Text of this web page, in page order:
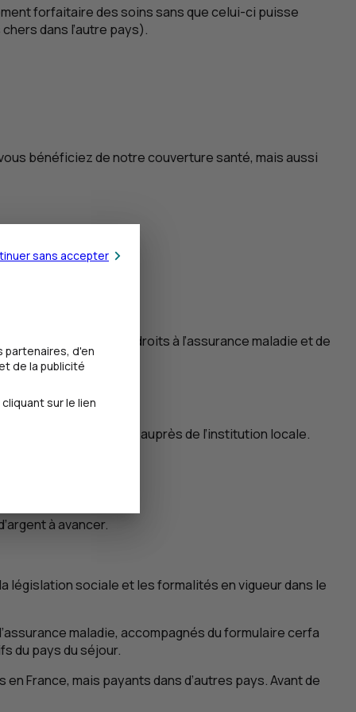
forfaitaire des soins sans que celui-ci puisse
dans l’autre pays).
bénéficiez de notre couverture santé, mais aussi
d’attester de vos droits à l’assurance maladie et de
de séjour.
) ?
démarche préalable auprès de l’institution locale.
à avancer.
législation sociale et les formalités en vigueur dans le
maladie, accompagnés du formulaire cerfa
du pays du séjour.
France, mais payants dans d’autres pays. Avant de
sans accepter
partenaires, d'en
de la publicité
sur le lien